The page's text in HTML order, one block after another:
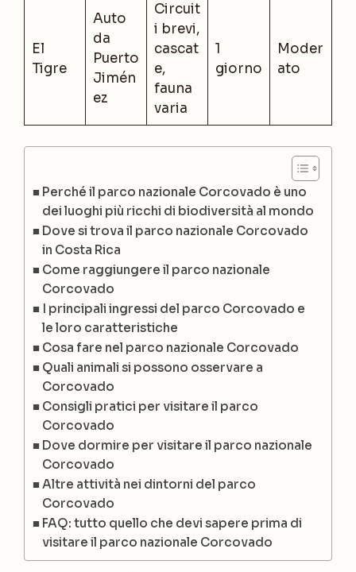
El
Tigre
Auto
da
Puerto
Jimén
ez
Circuit
i brevi,
cascat
e,
fauna
varia
1
giorno
Moder
ato
Perché il parco nazionale Corcovado è uno
dei luoghi più ricchi di biodiversità al mondo
Dove si trova il parco nazionale Corcovado
in Costa Rica
Come raggiungere il parco nazionale
Corcovado
I principali ingressi del parco Corcovado e
le loro caratteristiche
Cosa fare nel parco nazionale Corcovado
Quali animali si possono osservare a
Corcovado
Consigli pratici per visitare il parco
Corcovado
Dove dormire per visitare il parco nazionale
Corcovado
Altre attività nei dintorni del parco
Corcovado
FAQ: tutto quello che devi sapere prima di
visitare il parco nazionale Corcovado